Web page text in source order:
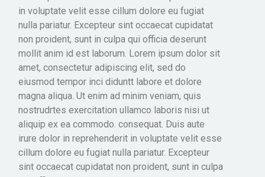
in voluptate velit esse cillum dolore eu fugiat
nulla pariatur. Excepteur sint occaecat cupidatat
non proident, sunt in culpa qui officia deserunt
mollit anim id est laborum. Lorem ipsum dolor sit
amet, consectetur adipiscing elit, sed do
eiusmod tempor inci diduntt labore et dolore
magna aliqua. Ut enim ad minim veniam, quis
nostrudrtes exercitation ullamco laboris nisi ut
aliquip ex ea commodo. consequat. Duis aute
irure dolor in reprehenderit in voluptate velit esse
cillum dolore eu fugiat nulla pariatur. Excepteur
sint occaecat cupidatat non proident, sunt in culpa